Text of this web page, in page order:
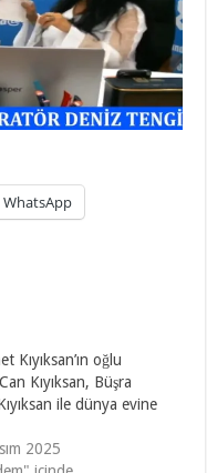
WhatsApp
Kıyıksan’ın oğlu
Kıyıksan, Büşra
ile dünya evine
2025